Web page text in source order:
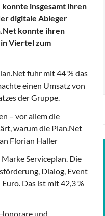
insgesamt ihren
digitale Ableger
konnte ihren
Viertel zum
fuhr mit 44 % das
einen Umsatz von
der Gruppe.
– vor allem die
warum die Plan.Net
Florian Haller
Serviceplan. Die
Dialog, Event
Das ist mit 42,3 %
und